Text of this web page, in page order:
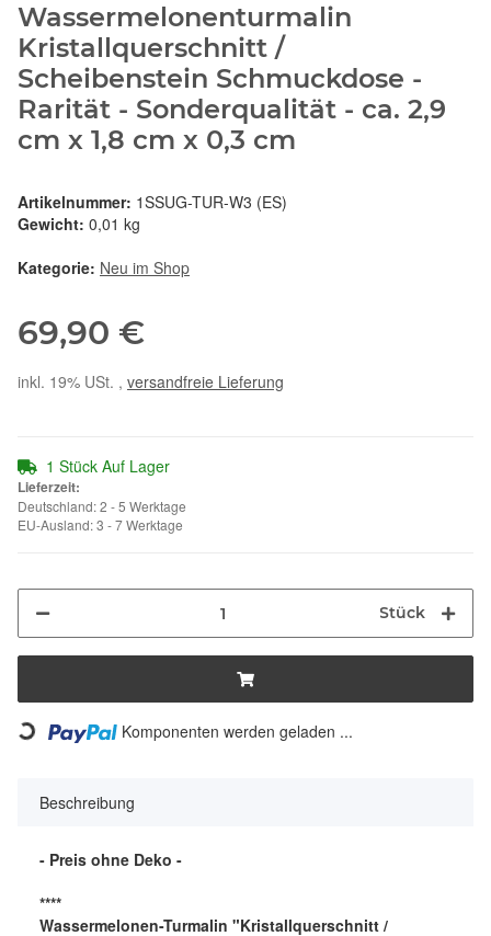
Wassermelonenturmalin
Kristallquerschnitt /
Scheibenstein Schmuckdose -
Rarität - Sonderqualität - ca. 2,9
cm x 1,8 cm x 0,3 cm
Artikelnummer: 1SSUG-TUR-W3 (ES)
Gewicht: 0,01 kg
Kategorie: Neu im Shop
69,90 €
inkl. 19% USt. , versandfreie Lieferung
1 Stück Auf Lager
Lieferzeit:
Deutschland: 2 - 5 Werktage
EU-Ausland: 3 - 7 Werktage
Stück
Loading... Komponenten werden geladen ...
Beschreibung
- Preis ohne Deko -
****
Wassermelonen-Turmalin "Kristallquerschnitt /